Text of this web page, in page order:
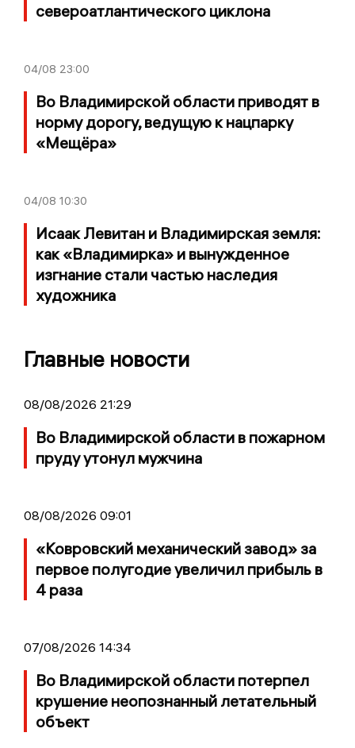
североатлантического циклона
04/08 23:00
Во Владимирской области приводят в
норму дорогу, ведущую к нацпарку
«Мещёра»
04/08 10:30
Исаак Левитан и Владимирская земля:
как «Владимирка» и вынужденное
изгнание стали частью наследия
художника
Главные новости
08/08/2026 21:29
Во Владимирской области в пожарном
пруду утонул мужчина
08/08/2026 09:01
«Ковровский механический завод» за
первое полугодие увеличил прибыль в
4 раза
07/08/2026 14:34
Во Владимирской области потерпел
крушение неопознанный летательный
объект